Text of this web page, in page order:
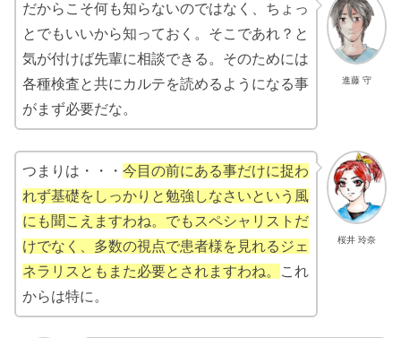
進藤 守
だからこそ何も知らないのではなく、ちょっ
とでもいいから知っておく。そこであれ？と
気が付けば先輩に相談できる。そのためには
各種検査と共にカルテを読めるようになる事
がまず必要だな。
桜井 玲奈
つまりは・・・ 今目の前にある事だけに捉わ
れず基礎をしっかりと勉強しなさいという風
にも聞こえますわね。でもスペシャリストだ
けでなく、多数の視点で患者様を見れるジェ
ネラリスともまた必要とされますわね。
これ
からは特に。